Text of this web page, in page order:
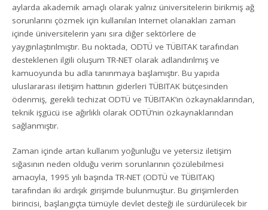
aylarda akademik amaçlı olarak yalnız üniversitelerin birikmiş ağ
sorunlarını çözmek için kullanılan Internet olanakları zaman
içinde üniversitelerin yanı sıra diğer sektörlere de
yaygınlaştırılmıştır. Bu noktada, ODTÜ ve TÜBITAK tarafından
desteklenen ilgili oluşum TR-NET olarak adlandırılmış ve
kamuoyunda bu adla tanınmaya başlamıştır. Bu yapıda
uluslararası iletişim hattının giderleri TÜBITAK bütçesinden
ödenmiş, gerekli techizat ODTÜ ve TÜBITAK’ın özkaynaklarından,
teknik işgücü ise ağırlıklı olarak ODTÜ’nin özkaynaklarından
sağlanmıştır.
Zaman içinde artan kullanım yoğunluğu ve yetersiz iletişim
sığasının neden olduğu verim sorunlarının çözülebilmesi
amacıyla, 1995 yılı başında TR-NET (ODTÜ ve TÜBITAK)
tarafından iki ardışık girişimde bulunmuştur. Bu girişimlerden
birincisi, başlangıçta tümüyle devlet desteği ile sürdürülecek bir